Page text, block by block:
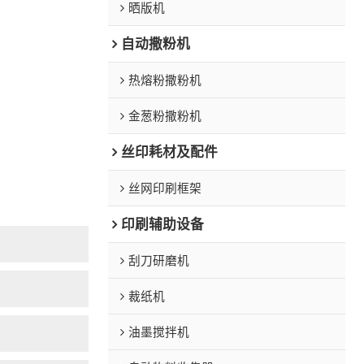
晒版机
自动撒粉机
热熔粉撒粉机
金葱粉撒粉机
丝印耗材及配件
丝网印刷框架
印刷辅助设备
刮刀研磨机
裁纸机
油墨搅拌机